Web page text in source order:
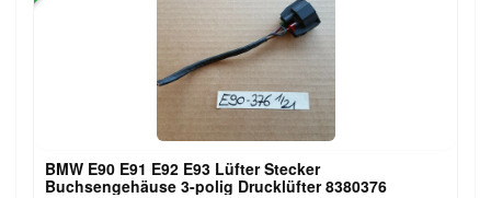
BMW E90 E91 E92 E93 Lüfter Stecker
Buchsengehäuse 3-polig Drucklüfter 8380376